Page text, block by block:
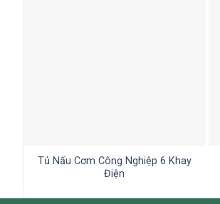
Tủ Nấu Cơm Công Nghiệp 6 Khay
Điện